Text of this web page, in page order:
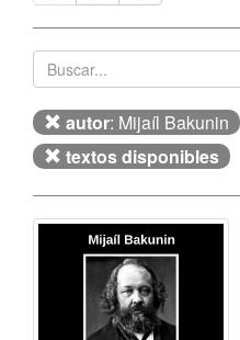
autor: Mijaíl Bakunin
textos disponibles